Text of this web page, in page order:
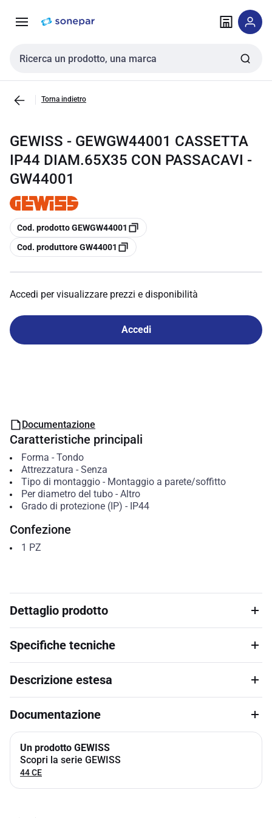
navigazione alla
Cerca input
Torna indietro
GEWISS - GEWGW44001 CASSETTA
IP44 DIAM.65X35 CON PASSACAVI -
GW44001
copia
Cod. prodotto GEWGW44001
copia
Cod. produttore GW44001
Accedi per visualizzare prezzi e disponibilità
Accedi
Documentazione
Caratteristiche principali
Forma - Tondo
Attrezzatura - Senza
Tipo di montaggio- Montaggio a parete/soffitto
Per diametro del tubo- Altro
Grado di protezione (IP) - IP44
Confezione
1 PZ
Dettaglio prodotto
Specifiche tecniche
Descrizione estesa
Documentazione
Un prodotto GEWISS
Scopri la serie GEWISS
44 CE